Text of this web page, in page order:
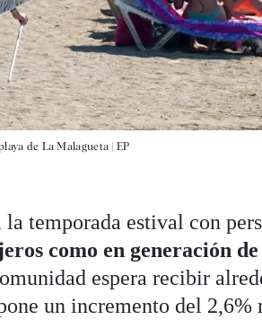
de La Malagueta |EP
temporada estival con
como en generación
espera recibir
un incremento del 2,6%